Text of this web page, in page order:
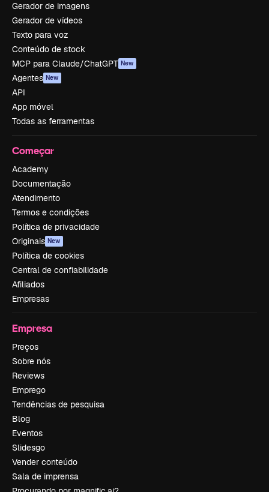
Gerador de imagens
Gerador de vídeos
Texto para voz
Conteúdo de stock
MCP para Claude/ChatGPT New
Agentes New
API
App móvel
Todas as ferramentas
Começar
Academy
Documentação
Atendimento
Termos e condições
Política de privacidade
Originais New
Política de cookies
Central de confiabilidade
Afiliados
Empresas
Empresa
Preços
Sobre nós
Reviews
Emprego
Tendências de pesquisa
Blog
Eventos
Slidesgo
Vender conteúdo
Sala de imprensa